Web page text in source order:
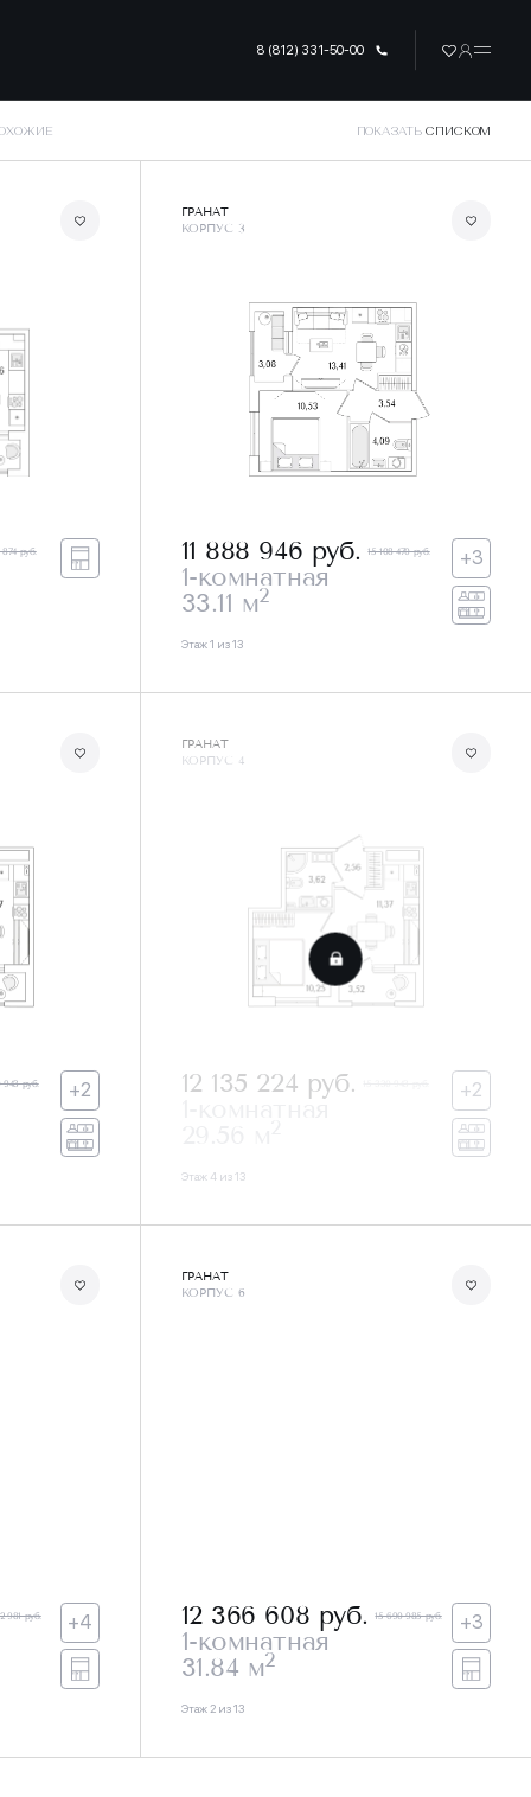
8 (812) 331-50-00
ПОКАЗАТЬСПИСКОМ
874 руб.
ГРАНАТ
КОРПУС 3
11 888 946 руб. 15 108 470 руб.
1-комнатная
33.11 м2
Этаж 1 из 13
+3
943 руб. +2
ГРАНАТ
КОРПУС 4
12 135 224 руб.
1-комнатная
Этаж 4 из 13
+2
981 руб. +4
ГРАНАТ
КОРПУС 6
12 366 608 руб. 15 690 985 руб.
1-комнатная
31.84 м2
Этаж 2 из 13
+3